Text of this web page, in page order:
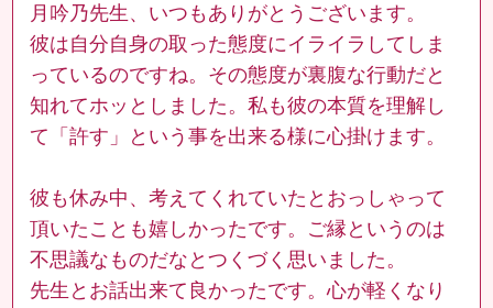
月吟乃先生、いつもありがとうございます。
彼は自分自身の取った態度にイライラしてしま
っているのですね。その態度が裏腹な行動だと
知れてホッとしました。私も彼の本質を理解し
て「許す」という事を出来る様に心掛けます。
彼も休み中、考えてくれていたとおっしゃって
頂いたことも嬉しかったです。ご縁というのは
不思議なものだなとつくづく思いました。
先生とお話出来て良かったです。心が軽くなり